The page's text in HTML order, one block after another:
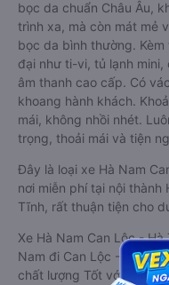
bọc da chuẩn Châu Âu,
trình xa, mà còn mát mẻ
bọc da bình thường.
đại như ti-vi, tủ lạnh
âm thanh cao cấp. Có
khoang hành khách.
mái, không nhồi nhét.
trọng, thoải mái và tiện
Đây là loại xe Hà Nam
nơi miễn phí tại nội thành
Tĩnh, rất thuận tiện cho
Xe Hà Nam Can Lộc -
Nam đi Can Lộc - Hà
chất lượng Tốt với điểm